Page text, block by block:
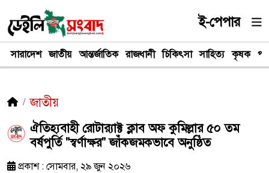
ই-পেপার
সারাদেশ জাতীয় আন্তর্জাতিক রাজধানী চিকিৎসা সাহিত্য কৃষক
জাতীয়
ঐতিহ্যবাহী রোটার‍্যাক্ট ক্লাব অফ কুমিল্লার ৫০ তম
বর্ষপুর্তি "স্বর্ণাক্ষর" জাঁকজমকভাবে অনুষ্ঠিত
প্রকাশ : সোমবার, ২৯ জুন ২০২৬